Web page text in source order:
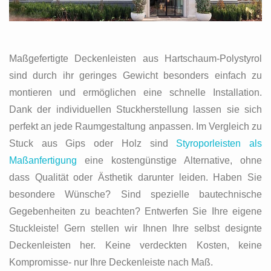
Maßgefertigte Deckenleisten aus Hartschaum-Polystyrol
sind durch ihr geringes Gewicht besonders einfach zu
montieren und ermöglichen eine schnelle Installation.
Dank der individuellen Stuckherstellung lassen sie sich
perfekt an jede Raumgestaltung anpassen. Im Vergleich zu
Stuck aus Gips oder Holz sind Styroporleisten als
Maßanfertigung eine kostengünstige Alternative, ohne
dass Qualität oder Ästhetik darunter leiden. Haben Sie
besondere Wünsche? Sind spezielle bautechnische
Gegebenheiten zu beachten? Entwerfen Sie Ihre eigene
Stuckleiste! Gern stellen wir Ihnen Ihre selbst designte
Deckenleisten her. Keine verdeckten Kosten, keine
Kompromisse- nur Ihre Deckenleiste nach Maß.